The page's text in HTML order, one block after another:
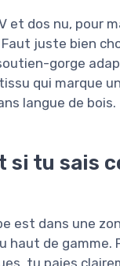
et dos nu, pour
juste bien
gorge
qui marque
langue de bois.
tu sais
est dans une
de gamme.
tu paies